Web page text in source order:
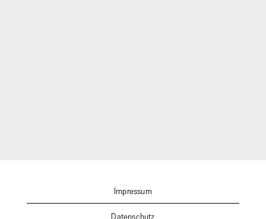
Impressum
Datenschutz